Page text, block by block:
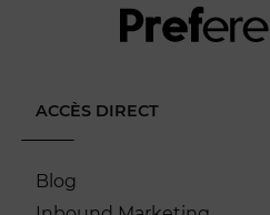
ACCÈS DIRECT
Blog